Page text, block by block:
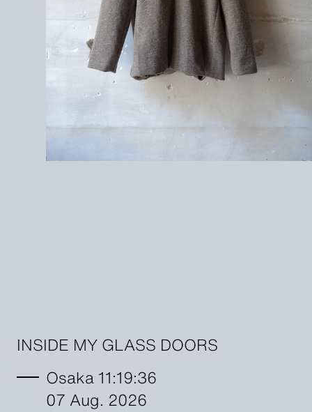
INSIDE MY GLASS DOORS
Osaka 11:19:37
07 Aug. 2026